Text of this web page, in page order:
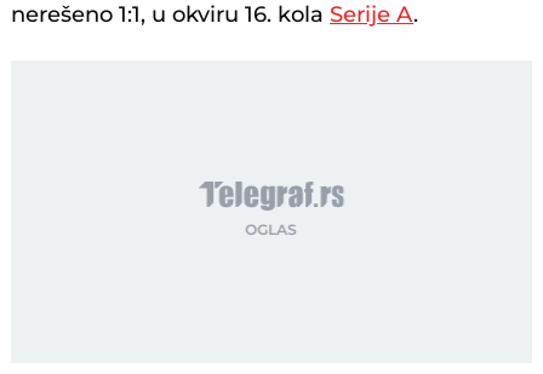
nerešeno 1:1, u okviru 16. kola Serije A.